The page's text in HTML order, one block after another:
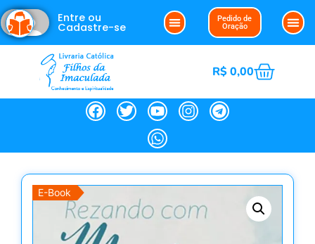
Entre ou
Cadastre-se
Pedido de
Oração
R$0,00
E-Book